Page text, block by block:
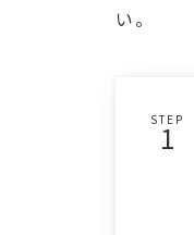
い。
STEP